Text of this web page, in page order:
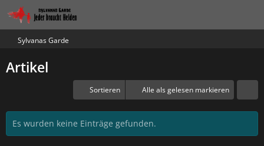
Sylvanas Garde
Artikel
Sortieren Alle als gelesen markieren
Es wurden keine Einträge gefunden.